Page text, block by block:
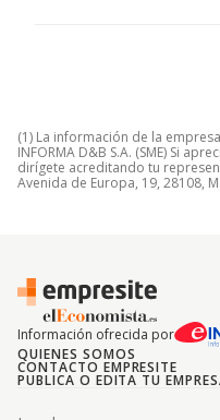
(1) La información de la
INFORMA D&B S.A. (SME) Si
dirígete acreditando tu
Avenida de Europa, 19, 28108,
Información ofrecida por
QUIENES SOMOS
CONTACTO EMPRESITE
PUBLICA O EDITA TU